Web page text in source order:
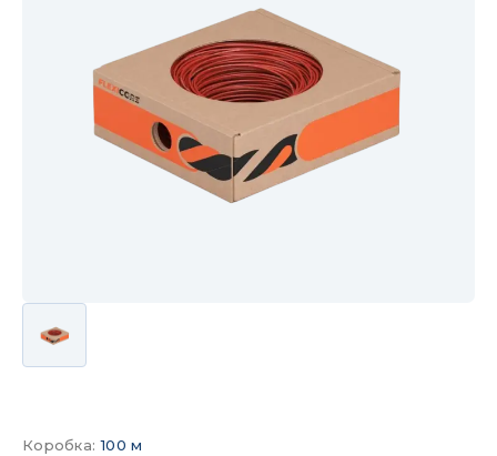
Коробка: 100 м